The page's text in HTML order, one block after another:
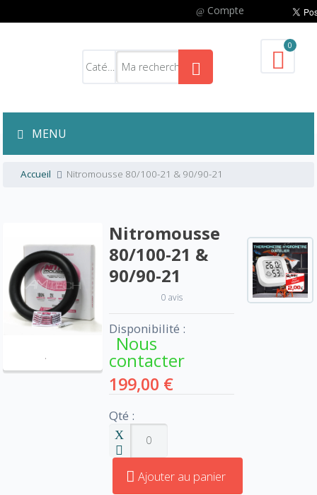
Compte
0
MENU
Accueil Nitromousse 80/100-21 & 90/90-21
Nitromousse
80/100-21 &
90/90-21
0 avis
Disponibilité :
Nous
contacter
199,00 €
Qté :
Ajouter au panier